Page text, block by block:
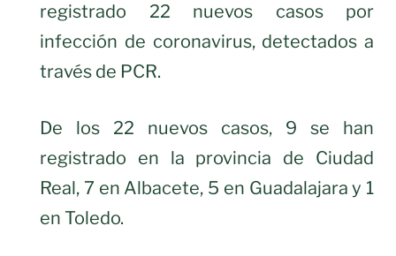
registrado 22 nuevos casos por
infección de coronavirus, detectados a
través de PCR.
De los 22 nuevos casos, 9 se han
registrado en la provincia de Ciudad
Real, 7 en Albacete, 5 en Guadalajara y 1
en Toledo.